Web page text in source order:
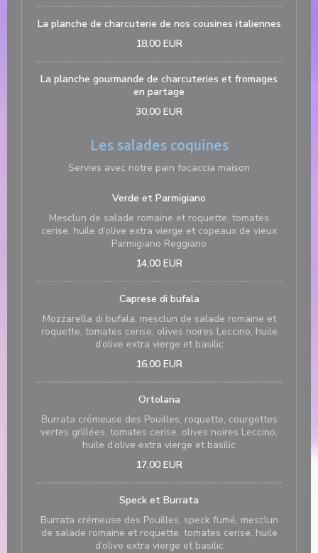
La planche de charcuterie de nos cousines italiennes
18,00 EUR
La planche gourmande de charcuteries et fromages
en partage
30,00 EUR
Les salades coquines
Servies avec notre pain focaccia maison
Verde et Parmigiano
Mesclun de salade romaine et roquette, tomates
cerise, huile d’olive extra vierge et copeaux de vieux
Parmigiano Reggiano
14,00 EUR
Caprese di bufala
Mozzarella di bufala, mesclun de salade romaine et
roquette, tomates cerise, olives noires Leccino, huile
d’olive extra vierge et basilic
16,00 EUR
Ortolana
Burrata crémeuse des Pouilles, roquette, courgettes
vertes grillées, tomates cerise, olives noires Leccino,
huile d’olive extra vierge et basilic
17,00 EUR
Speck et Burrata
Burrata crémeuse des Pouilles, speck fumé, mesclun
de salade romaine et roquette, tomates cerise, huile
d’olive extra vierge et basilic